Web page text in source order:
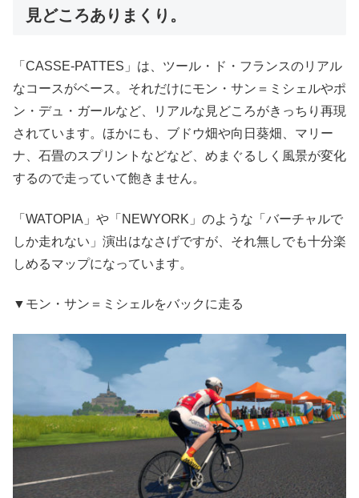
見どころありまくり。
「CASSE-PATTES」は、ツール・ド・フランスのリアル
なコースがベース。それだけにモン・サン＝ミシェルやポ
ン・デュ・ガールなど、リアルな見どころがきっちり再現
されています。ほかにも、ブドウ畑や向日葵畑、マリー
ナ、石畳のスプリントなどなど、めまぐるしく風景が変化
するので走っていて飽きません。
「WATOPIA」や「NEWYORK」のような「バーチャルで
しか走れない」演出はなさげですが、それ無しでも十分楽
しめるマップになっています。
▼モン・サン＝ミシェルをバックに走る